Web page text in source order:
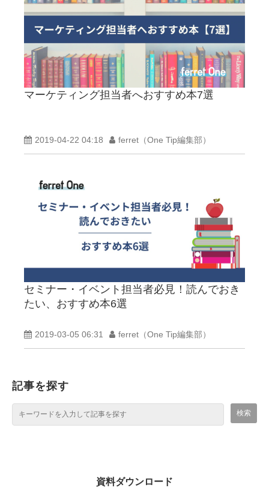
マーケティング担当者へおすすめ本7選
2019-04-22 04:18 ferret（One Tip編集部）
セミナー・イベント担当者必見！読んでおき
たい、おすすめ本6選
2019-03-05 06:31 ferret（One Tip編集部）
記事を探す
資料ダウンロード